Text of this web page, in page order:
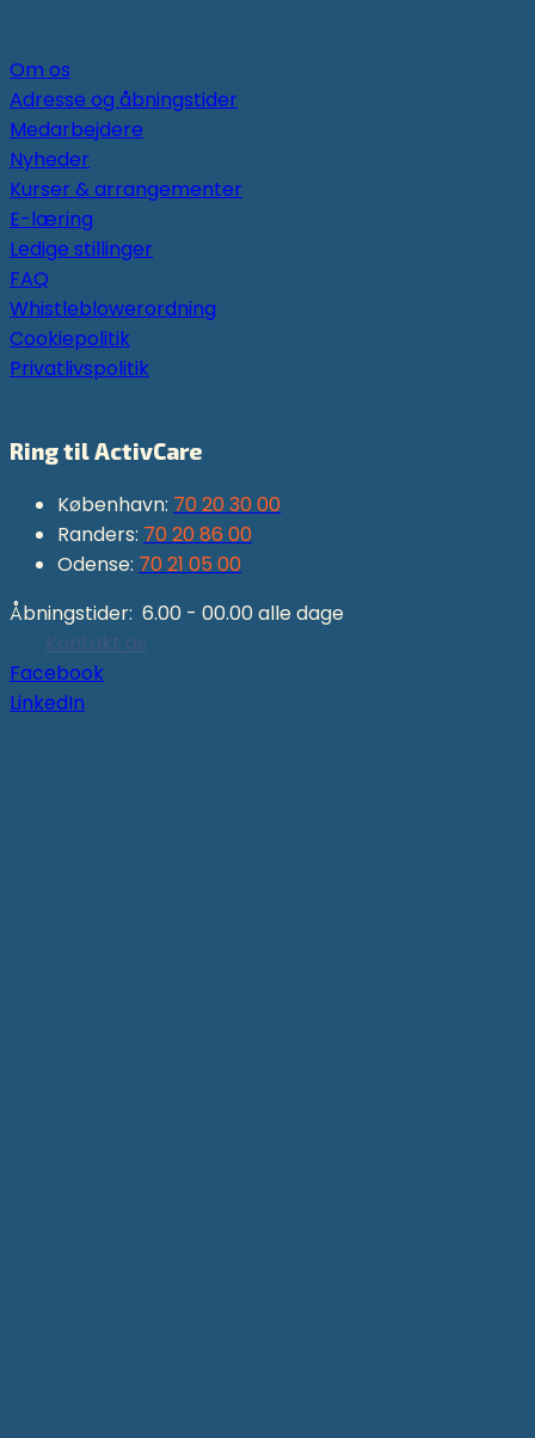
Om os
Adresse og åbningstider
Medarbejdere
Nyheder
Kurser & arrangementer
E-læring
Ledige stillinger
FAQ
Whistleblowerordning
Cookiepolitik
Privatlivspolitik
Ring til ActivCare
København: 70 20 30 00
Randers: 70 20 86 00
Odense: 70 21 05 00
Åbningstider: 6.00 - 00.00 alle dage
Kontakt os
Facebook
LinkedIn